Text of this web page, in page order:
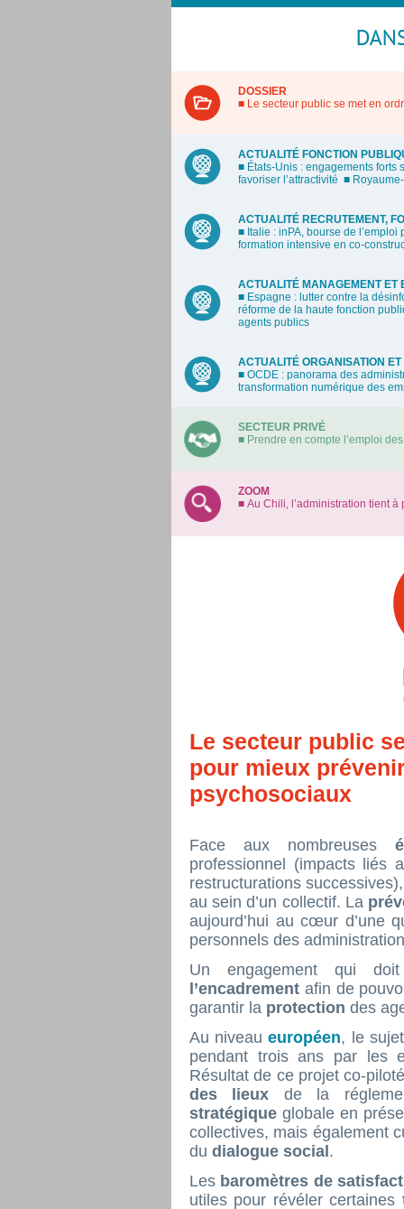
DOSSIER
■ Le secteur public se met en
ACTUALITÉ FONCTION
■ États-Unis : engagements forts
favoriser l’attractivité ■
ACTUALITÉ RECRUTEMENT,
■ Italie : inPA, bourse de
formation intensive en co-
ACTUALITÉ MANAGEMENT ET
■ Espagne : lutter contre la
réforme de la haute fonction
agents publics
ACTUALITÉ ORGANISATION
■ OCDE : panorama des
transformation numérique des
SECTEUR PRIVÉ
■ Prendre en compte l’emploi
ZOOM
■ Au Chili, l’administration tient
Le secteur public
pour mieux
psychosociaux
Face aux nombreuses
professionnel (impacts liés
restructurations
au sein d’un collectif. La
aujourd’hui au cœur d’une
personnels des
Un engagement qui
l’encadrement afin de
garantir la protection des
Au niveaueuropéen, le
pendant trois ans par les
Résultat de ce projet co-
des lieux de la
stratégique globale en
collectives, mais également
du dialogue social .
Les baromètres de
utiles pour révéler certaines